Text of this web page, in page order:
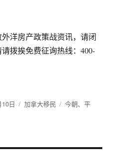
洋房产政策战资讯，请闭
拨挨免费征询热线：400-
日
分
加拿大移民
标
今朝、平